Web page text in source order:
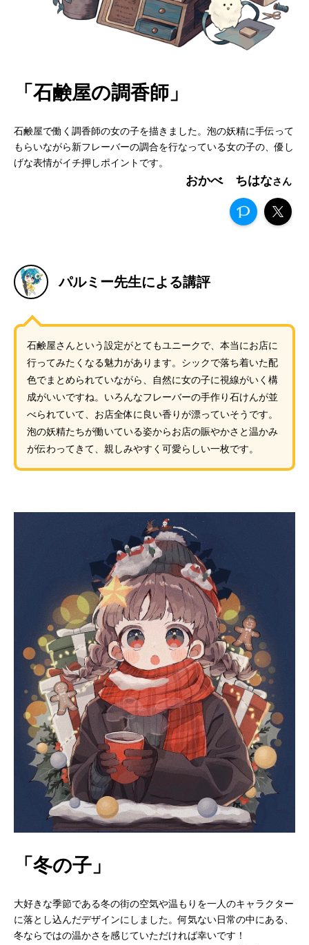
「石鹸屋の調香師」
石鹸屋で働く調香師の女の子を描きました。泡の妖精に手伝って
もらいながら新フレーバーの調合を行なっている女の子の、優し
げな表情がイチ押しポイントです。
おかべ ちはな
パルミー先生による講評
石鹸屋さんという設定がとてもユニークで、本当にお店に
行ってみたくなる魅力があります。シックで落ち着いた配
色でまとめられていながら、自然に女の子に視線がいく構
成がいいですね。いろんなフレーバーの手作り石けんが並
べられていて、お店全体に良い香りが漂っていそうです。
泡の妖精たちが働いている姿からお店の賑やかさと温かみ
が伝わってきて、親しみやすく可愛らしい一枚です。
「冬の子」
大好きな季節である冬の街の空気や温もりを一人のキャラクター
に落とし込んだデザインにしました。何気ない日常の中にある、
冬ならではの温かさを感じていただければ幸いです！